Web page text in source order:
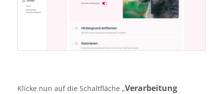
Klicke nun auf die Schaltfläche „Verarbeitung